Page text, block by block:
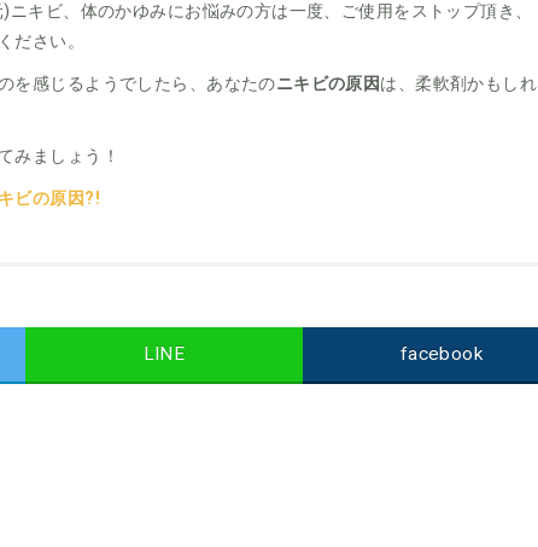
キビ、体のかゆみにお悩みの方は一度、ご使用をストップ頂き、
ださい。
を感じるようでしたら、あなたのニキビの原因は、柔軟剤かもしれ
みましょう！
ビの原因?!
LINE facebook